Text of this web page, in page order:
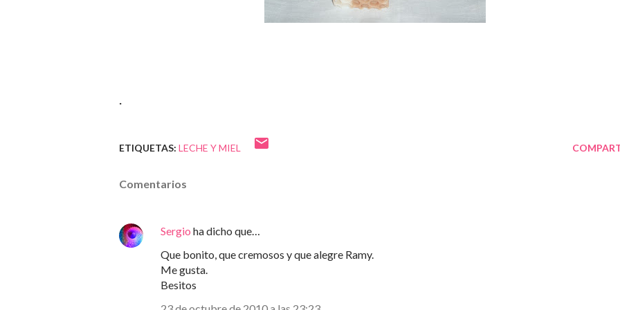
.
ETIQUETAS: LECHE Y MIEL
Comentarios
Sergio ha dicho que…
Que bonito, que cremosos y que alegre Ramy.
Me gusta.
Besitos